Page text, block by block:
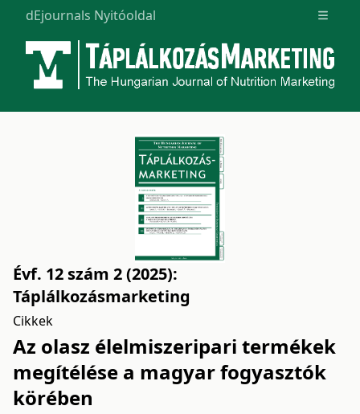
dEjournals Nyitóoldal Open
Évf. 12 szám 2 (2025):
Táplálkozásmarketing
Cikkek
Az olasz élelmiszeripari termékek
megítélése a magyar fogyasztók
körében